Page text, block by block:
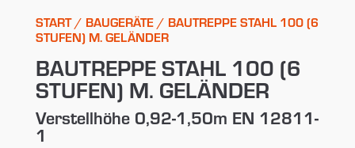
START/ BAUGERÄTE/ BAUTREPPE STAHL 100 (6
STUFEN) M. GELÄNDER
BAUTREPPE STAHL 100 (6
STUFEN) M. GELÄNDER
Verstellhöhe 0,92-1,50m EN 12811-
1